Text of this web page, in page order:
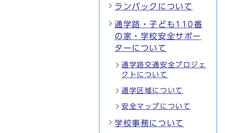
ランバックについて
通学路・子ども110番
の家・学校安全サポー
ターについて
通学路交通安全プロジェ
クトについて
通学区域について
安全マップについて
学校事務について